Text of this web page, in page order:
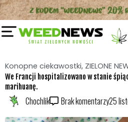
Przejdź
do
treści
Konopne ciekawostki, ZIELONE
We Francji hospitalizowano w stanie
marihuanę.
Chochlik Brak komentarzy25